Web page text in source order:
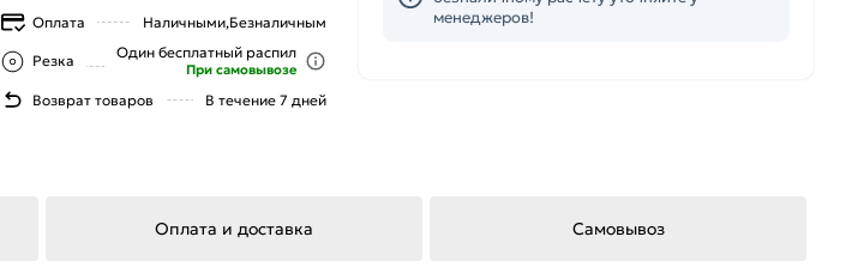
менеджеров!
Оплата Наличными,Безналичным
Резка Один бесплатный распил
При самовывозе
Возврат товаров В течение 7 дней
Оплата и доставка Самовывоз